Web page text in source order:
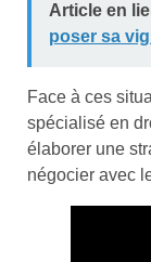
Article en
poser sa
Face à ces
spécialisé en
élaborer une
négocier avec